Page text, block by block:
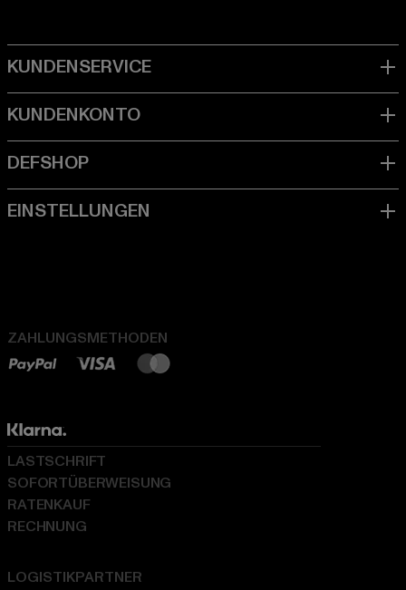
ZAHLUNGSMETHODEN
LOGISTIKPARTNER
LASTSCHRIFT
SOFORTÜBERWEISUNG
RATENKAUF
RECHNUNG